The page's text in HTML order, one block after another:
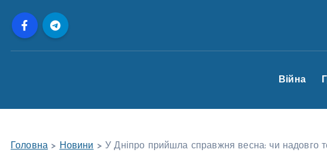
Війна
Головна > Новини > У Дніпро прийшла справжня весна: чи надовго